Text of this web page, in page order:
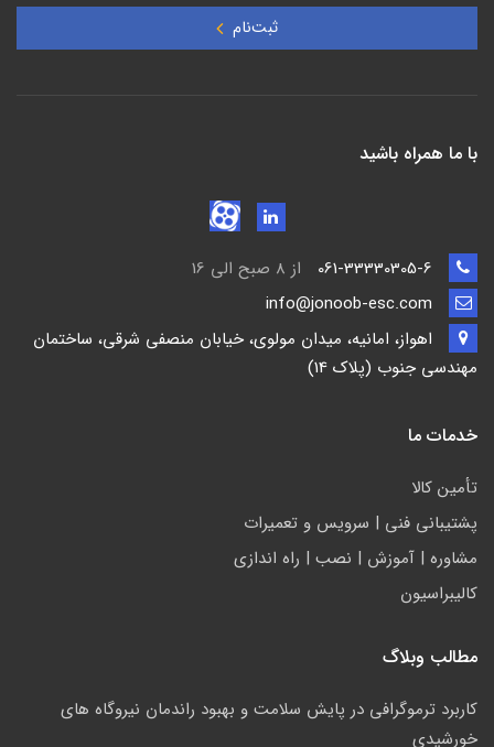
ثبت‌نام
با ما همراه باشید
از 8 صبح الی 16
اهواز، امانیه، میدان مولوی، خیابان منصفی شرقی، ساختمان
مهندسی جنوب (پلاک 14)
خدمات ما
تأمين كالا
پشتيباني فني | سرويس و تعمیرات
مشاوره | آموزش | نصب | راه اندازی
کالیبراسیون
مطالب وبلاگ
کاربرد ترموگرافی در پایش سلامت و بهبود راندمان نیروگاه های
خورشیدی